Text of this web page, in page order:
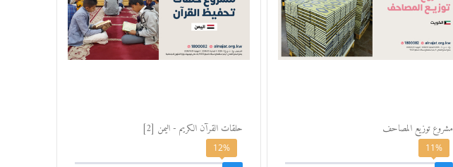
مشروع توزيع المصاحف
11%
حلقات القرآن الكريم - اليمن [2]
12%